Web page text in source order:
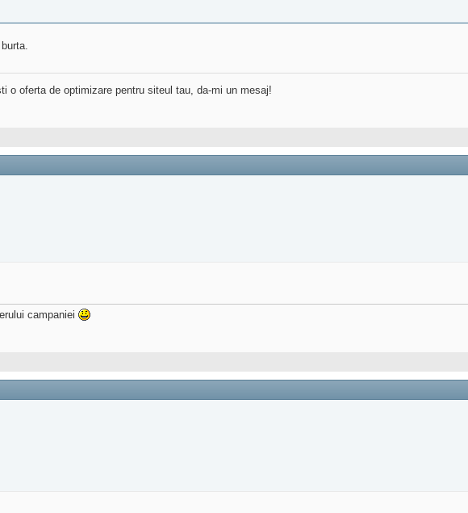
o oferta de optimizare pentru siteul tau, da-mi un mesaj!
campaniei